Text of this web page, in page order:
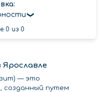
0 из 0
— это
созданный путем